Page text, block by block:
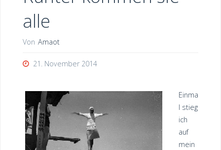
alle
Von Amaot
21. November 2014
Einma
l stieg
ich
auf
mein